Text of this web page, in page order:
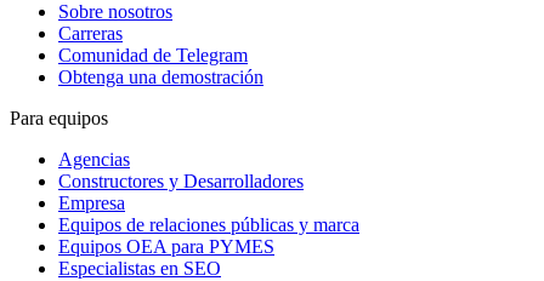
Sobre nosotros
Carreras
Comunidad de Telegram
Obtenga una demostración
Para equipos
Agencias
Constructores y Desarrolladores
Empresa
Equipos de relaciones públicas y marca
Equipos OEA para PYMES
Especialistas en SEO